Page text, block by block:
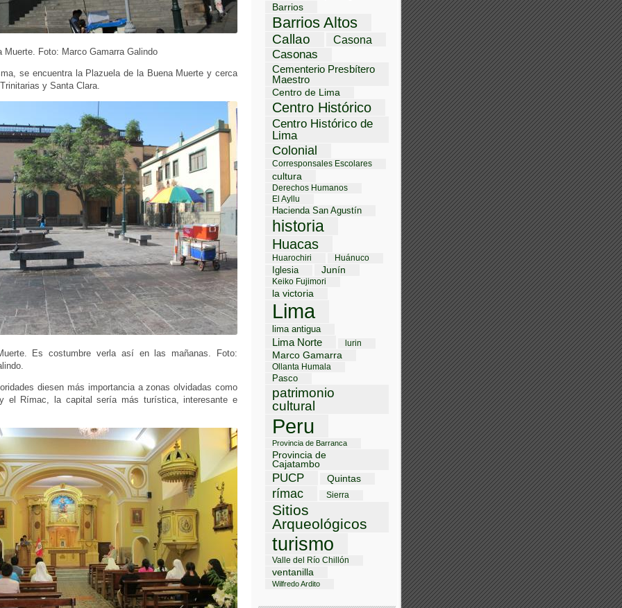
Muerte. Foto: Marco Gamarra Galindo
se encuentra la Plazuela de la Buena Muerte y cerca
y Santa Clara.
Es costumbre verla así en las mañanas. Foto:
diesen más importancia a zonas olvidadas como
el Rímac, la capital sería más turística, interesante e
Barrios
Barrios Altos
Callao Casona
Casonas
Cementerio Presbítero
Maestro
Centro de Lima
Centro Histórico
Centro Histórico de
Lima
Colonial
Corresponsales Escolares
cultura
Derechos Humanos
El Ayllu
Hacienda San Agustín
historia
Huacas
Huarochiri Huánuco
Iglesia Junín
Keiko Fujimori
la victoria
Lima
lima antigua
Lima Norte lurin
Marco Gamarra
Ollanta Humala
Pasco
patrimonio
cultural
Peru
Provincia de Barranca
Provincia de
Cajatambo
PUCP Quintas
rímac Sierra
Sitios
Arqueológicos
turismo
Valle del Río Chillón
ventanilla
Wilfredo Ardito